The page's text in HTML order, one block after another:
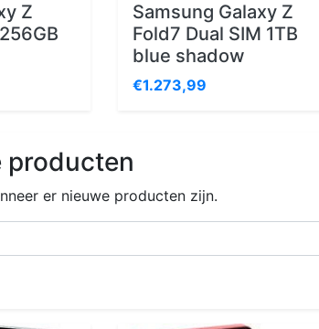
Z
Samsung Galaxy Z
Fold7 Dual SIM 1TB
blue shadow
€1.273,99
producten
er nieuwe producten zijn.